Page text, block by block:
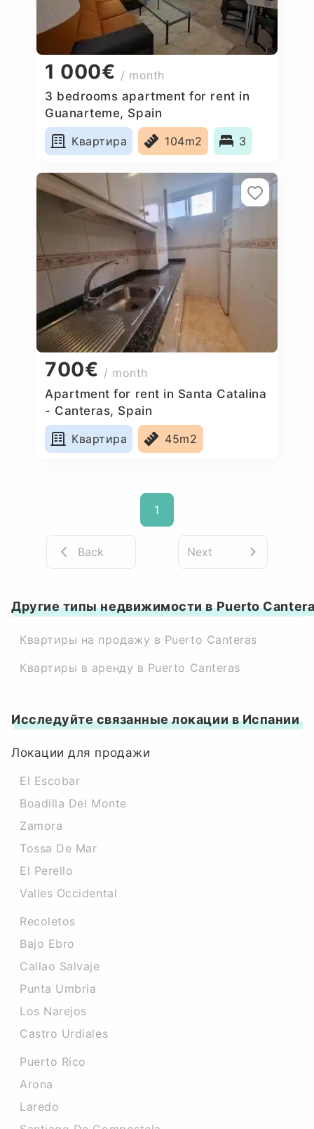
1 000€ / month
3 bedrooms apartment for rent in
Guanarteme, Spain
Квартира
104m2 3
700€ / month
Apartment for rent in Santa Catalina
- Canteras, Spain
Квартира
45m2
1
Back Next
Другие типы недвижимости в Puerto
Квартиры на продажу в Puerto Canteras
Квартиры в аренду в Puerto Canteras
Исследуйте связанные локации в Испании
Локации для продажи
El Escobar
Boadilla Del Monte
Zamora
Tossa De Mar
El Perello
Valles Occidental
Recoletos
Bajo Ebro
Callao Salvaje
Punta Umbria
Los Narejos
Castro Urdiales
Puerto Rico
Arona
Laredo